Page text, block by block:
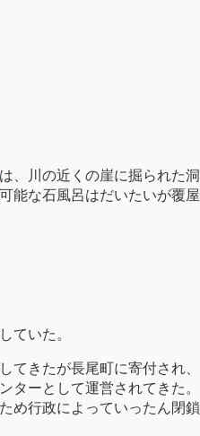
は、川の近くの崖に掘られた洞
能な石風呂はだいたいが覆屋
ていた。
てきたが長尾町に寄付され、
ターとして運営されてきた。
め行政によっていったん閉鎖